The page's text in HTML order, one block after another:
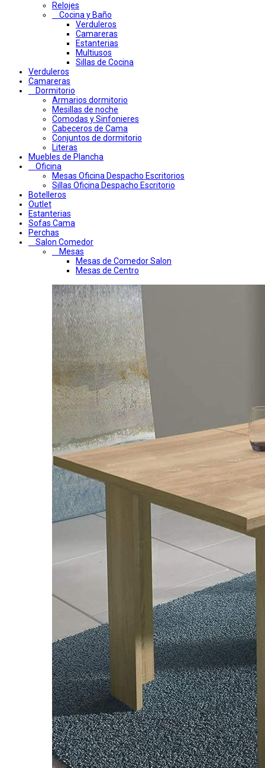
Relojes
Cocina y Baño
Verduleros
Camareras
Estanterias
Multiusos
Sillas de Cocina
Verduleros
Camareras
Dormitorio
Armarios dormitorio
Mesillas de noche
Comodas y Sinfonieres
Cabeceros de Cama
Conjuntos de dormitorio
Literas
Muebles de Plancha
Oficina
Mesas Oficina Despacho Escritorios
Sillas Oficina Despacho Escritorio
Botelleros
Outlet
Estanterias
Sofas Cama
Perchas
Salon Comedor
Mesas
Mesas de Comedor Salon
Mesas de Centro